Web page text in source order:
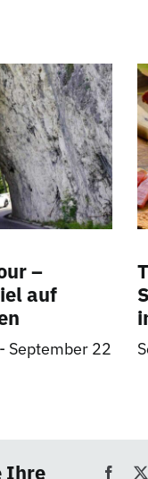
–
auf
- September 22
Ihre